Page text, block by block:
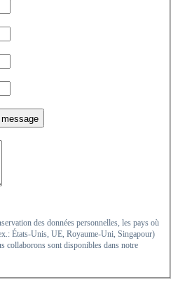
des données personnelles, les pays où
États-Unis, UE, Royaume-Uni, Singapour)
collaborons sont disponibles dans notre